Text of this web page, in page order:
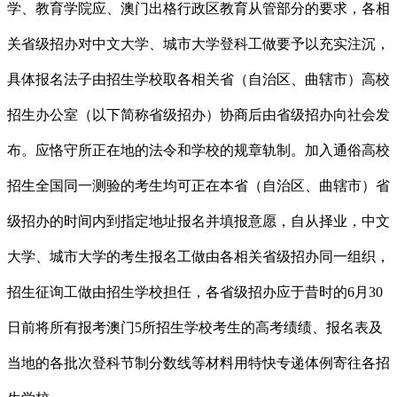
学、教育学院应、澳门出格行政区教育从管部分的要求，各相
关省级招办对中文大学、城市大学登科工做要予以充实注沉，
具体报名法子由招生学校取各相关省（自治区、曲辖市）高校
招生办公室（以下简称省级招办）协商后由省级招办向社会发
布。应恪守所正在地的法令和学校的规章轨制。加入通俗高校
招生全国同一测验的考生均可正在本省（自治区、曲辖市）省
级招办的时间内到指定地址报名并填报意愿，自从择业，中文
大学、城市大学的考生报名工做由各相关省级招办同一组织，
招生征询工做由招生学校担任，各省级招办应于昔时的6月30
日前将所有报考澳门5所招生学校考生的高考绩绩、报名表及
当地的各批次登科节制分数线等材料用特快专递体例寄往各招